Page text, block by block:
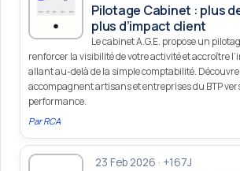
Pilotage Cabinet : plus
plus d’impact client
Le cabinet A.G.E. propose un
renforcer la visibilité de votre activité et accroître
allant au-delà de la simple comptabilité.
accompagnent artisans et entreprises du BTP
performance.
ParRCA
23 Feb 2026 · +167J